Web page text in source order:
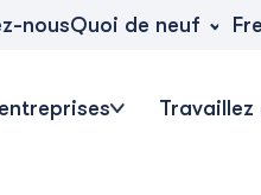
nousQuoi de neuf
Travaillez